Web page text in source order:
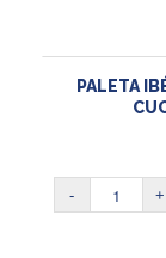
PALETA